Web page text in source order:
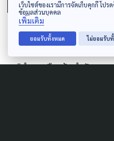
“คำถามคือ ข้อกำกับคว
เว็บไซต์ของเรามีการจัดเก็บคุกกี้ โป
ข้อมูลส่วนบุคคล
เพิ่มเติม
ยอมรับทั้งหมด ไม่ยอมรับ